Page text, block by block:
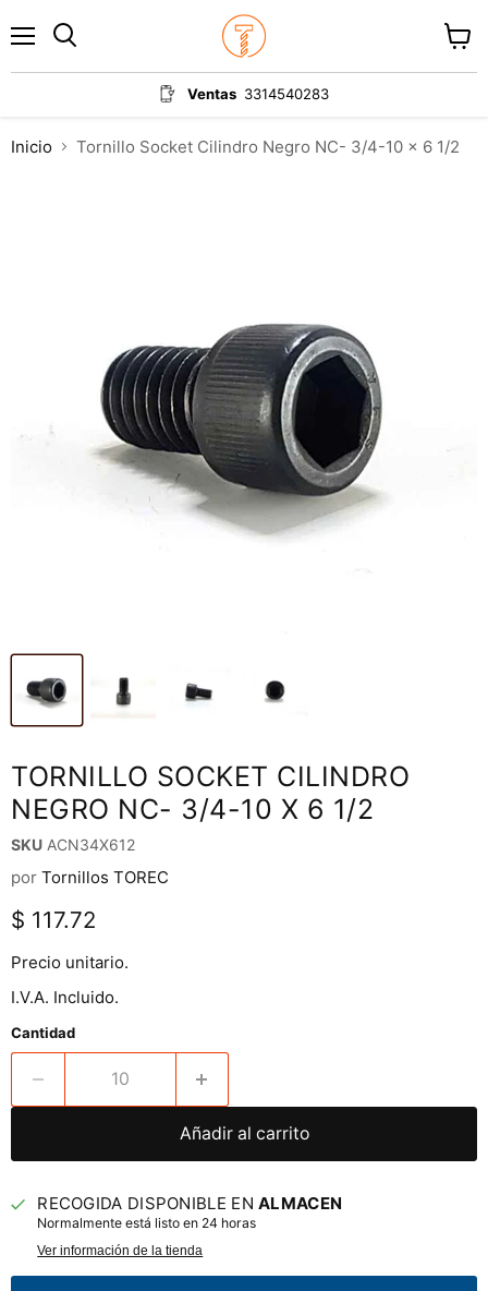
Ventas 3314540283
carrito
Inicio Tornillo Socket Cilindro Negro NC- 3/4-10 x 6 1/2
TORNILLO SOCKET CILINDRO
NEGRO NC- 3/4-10 X 6 1/2
SKU ACN34X612
por Tornillos TOREC
Precio actual
$ 117.72
Precio unitario.
I.V.A. Incluido.
Cantidad
Añadir al carrito
RECOGIDA DISPONIBLE ENALMACEN
Normalmente está listo en 24 horas
Ver información de la tienda